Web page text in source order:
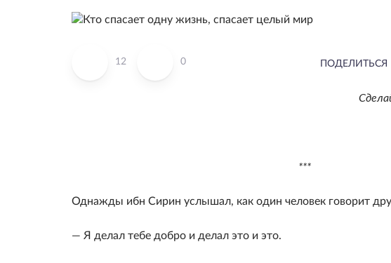
12 0 ПОДЕЛИТЬСЯ
***
Однажды ибн Сирин услышал, как один человек говорит
— Я делал тебе добро и делал это и это.